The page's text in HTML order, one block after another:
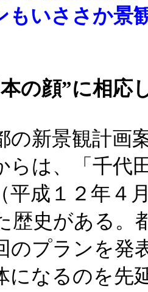
もいささか景
の顔”に相応
の新景観計画
らは、「千代
平成１２年４
歴史がある。
のプランを
になるのを先